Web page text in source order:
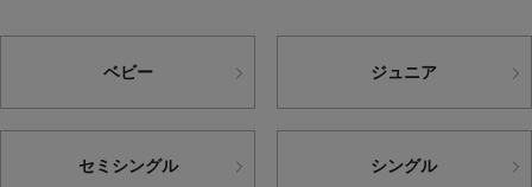
ベビー ジュニア
セミシングル シングル